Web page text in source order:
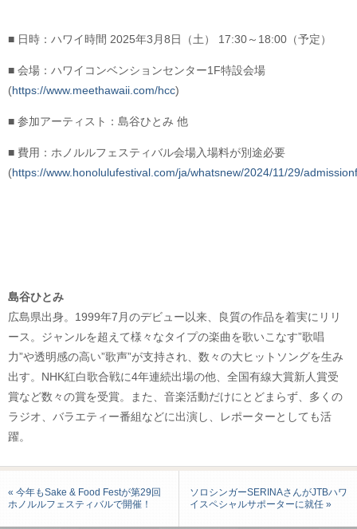
■ 日時：ハワイ時間 2025年3月8日（土） 17:30～18:00（予定）​
■ 会場：ハワイコンベンションセンター1F特設会場
(https://www.meethawaii.com/hcc)​
■ 参加アーティスト：島谷ひとみ 他
■ 費用：ホノルルフェスティバル会場入場料が別途必要
(https://www.honolulufestival.com/ja/whatsnew/2024/11/29/
島谷ひとみ​
広島県出身。1999年7月のデビュー以来、良質の作品を着実にリリ
ース。ジャンルを超えて様々なタイプの楽曲を歌いこなす”歌唱
力”や透明感の高い”歌声”が支持され、数々の大ヒットソングを生み
出す。NHK紅白歌合戦に4年連続出場の他、全国有線大賞新人賞受
賞など数々の賞を受賞。また、音楽活動だけにとどまらず、多くの
ラジオ、バラエティー番組などに出演し、レポーターとしても活
躍。​
« 今年もSake & Food Festが第29回
ホノルルフェスティバルで開催！
ソロシンガーSERINAさんがJTBハワ
イスペシャルサポーターに就任 »